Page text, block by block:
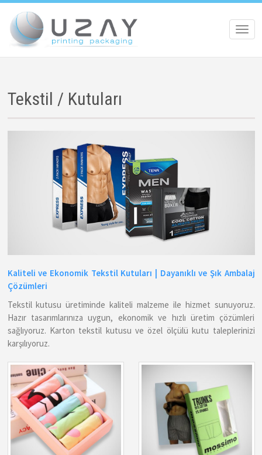
Tekstil / Kutuları
Kaliteli ve Ekonomik Tekstil Kutuları | Dayanıklı ve Şık Ambalaj
Çözümleri
Tekstil kutusu üretiminde kaliteli malzeme ile hizmet sunuyoruz.
Hazır tasarımlarınıza uygun, ekonomik ve hızlı üretim çözümleri
sağlıyoruz. Karton tekstil kutusu ve özel ölçülü kutu taleplerinizi
karşılıyoruz.